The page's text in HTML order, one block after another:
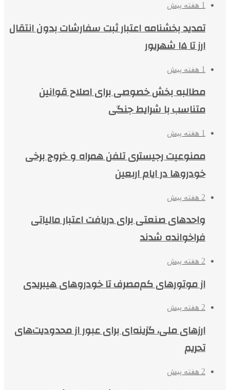
1 هفته پیش
تمدید بخشنامه اعتبار ثبت سفارشات بدون انتقال
ارز تا ۱۵ شهریور
1 هفته پیش
مطالبه بخش خصوصی برای اصلاح قوانین
متناسب با شرایط جنگی
1 هفته پیش
ممنوعیت رجیستری تلفن همراه و خروج برخی
خودروها در ایام اربعین
2 هفته پیش
واحدهای صنعتی برای دریافت اعتبار مالیاتی
فراخوانده شدند
2 هفته پیش
از موتورهای کم‌مصرف تا خودروهای هیبریدی
2 هفته پیش
ارزهای ملی، گزینه‌ای برای عبور از محدودیت‌های
تحریم
2 هفته پیش